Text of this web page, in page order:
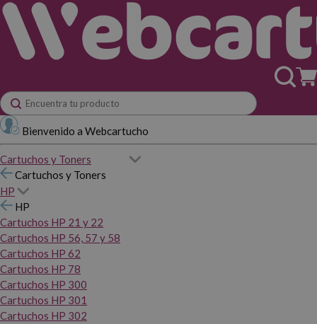
Bienvenido a Webcartucho
Cartuchos y Toners
Cartuchos y Toners
HP
HP
Cartuchos HP 21 y 22
Cartuchos HP 56, 57 y 58
Cartuchos HP 62
Cartuchos HP 78
Cartuchos HP 300
Cartuchos HP 301
Cartuchos HP 302